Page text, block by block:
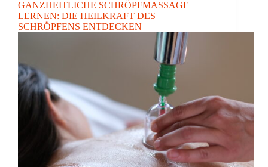
GANZHEITLICHE SCHRÖPFMASSAGE
LERNEN: DIE HEILKRAFT DES
SCHRÖPFENS ENTDECKEN